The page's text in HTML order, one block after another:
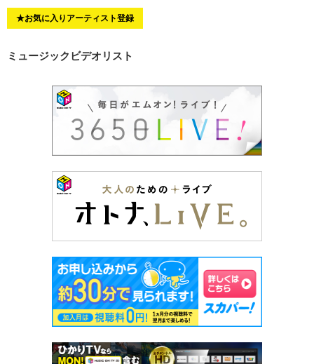
★お気に入りアーティスト登録
ミュージックビデオリスト